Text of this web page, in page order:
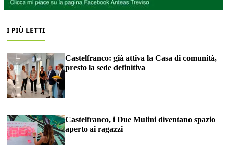
I PIÙ LETTI
Castelfranco: già attiva la Casa di comunità,
presto la sede definitiva
Castelfranco, i Due Mulini diventano spazio
aperto ai ragazzi